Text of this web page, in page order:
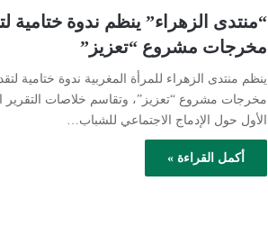
“منتدى الزهراء” ينظم ندوة ختامية
مخرجات مشروع “تعزيز”
ينظم منتدى الزهراء للمرأة المغربية ندوة ختامية
مخرجات مشروع “تعزيز”، وتقاسم خلاصات التقرير
الأول حول الإدماج الاجتماعي للشباب…
أكمل القراءة »